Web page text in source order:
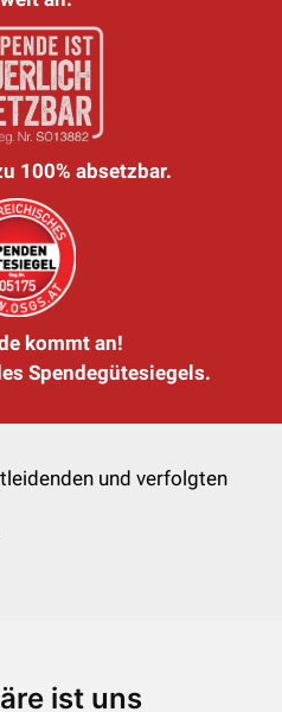
ist uns
100% absetzbar.
kommt an!
Spendegütesiegels.
und verfolgten
- Österreich